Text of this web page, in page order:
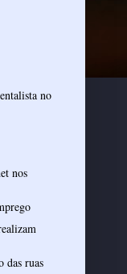
no
nos
das ruas